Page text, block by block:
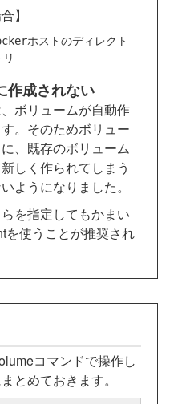
】
ホストのディレクト
作成されない
ボリュームが自動作
。そのためボリュー
、既存のボリューム
しく作られてしまう
ようになりました。
を指定してもかまい
を使うことが推奨され
コマンドで操作し
とめておきます。